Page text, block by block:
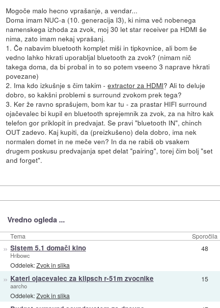
Mogoče malo hecno vprašanje, a vendar...
Doma imam NUC-a (10. generacija I3), ki nima več nobenega
namenskega izhoda za zvok, moj 30 let star receiver pa HDMI še
nima, zato imam nekaj vprašanj.
1. Če nabavim bluetooth komplet miši in tipkovnice, ali bom še
vedno lahko hkrati uporabljal bluetooth za zvok? (nimam nič
takega doma, da bi probal in to so potem vseeno 3 naprave hkrati
povezane)
2. Ima kdo izkušnje s čim takim -extractor za HDMI? Ali to deluje
dobro, so kakšni problemi s surround zvokom prek tega?
3. Ker že ravno sprašujem, bom kar tu - za prastar HIFI surround
ojačevalec bi kupil en bluetooth sprejemnik za zvok, za na hitro kak
telefon gor priklopit in predvajat. Se pravi "bluetooth IN", chinch
OUT zadevo. Kaj kupiti, da (preizkušeno) dela dobro, ima nek
normalen domet in ne meče ven? In da ne rabiš ob vsakem
drugem poskusu predvajanja spet delat "pairing", torej čim bolj "set
and forget".
Vredno ogleda ...
Tema Sporočila
» Sistem 5.1 domači kino
Hribowc
Oddelek:Zvok in slika
48
» Kateri ojacevalec za klipsch r-51m zvocnike
aarcho
Oddelek:Zvok in slika
15